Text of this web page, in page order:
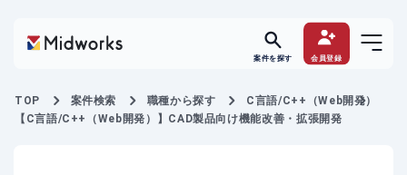
案件を探す 会員登録
TOP 案件検索 職種から探す
C言語/C++（Web開発）
【C言語/C++（Web開発）】CAD製品向け機能改善・拡張開発